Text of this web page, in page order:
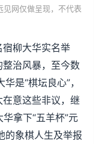
见网仅做呈现，不代表
宿柳大华实名举
整治风暴，至今数
是“棋坛良心”，
在意这些非议，继
拿下“五羊杯”元
的象棋人生及举报